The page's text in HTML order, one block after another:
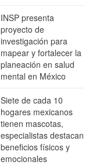
INSP presenta
proyecto de
investigación para
mapear y fortalecer la
planeación en salud
mental en México
Siete de cada 10
hogares mexicanos
tienen mascotas,
especialistas destacan
beneficios físicos y
emocionales